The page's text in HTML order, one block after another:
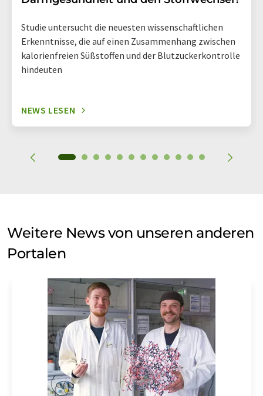
Studie untersucht die neuesten wissenschaftlichen
Erkenntnisse, die auf einen Zusammenhang zwischen
kalorienfreien Süßstoffen und der Blutzuckerkontrolle
hindeuten
NEWS LESEN
Weitere News von unseren anderen
Portalen